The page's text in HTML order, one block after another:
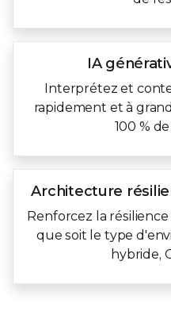
IA
Interprétez et
rapidement et à
100 %
Architecture
Renforcez la
que soit le type
hybride,